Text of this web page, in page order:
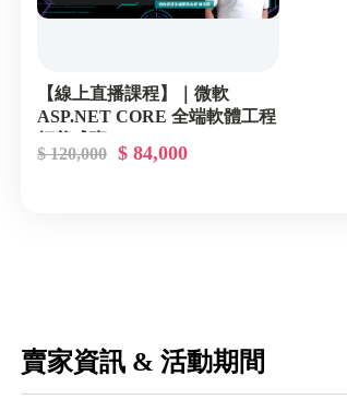
【線上直播課程】｜微軟
ASP.NET CORE 全端軟體工程
$ 120,000 $ 84,000
賣家資訊 & 活動期間